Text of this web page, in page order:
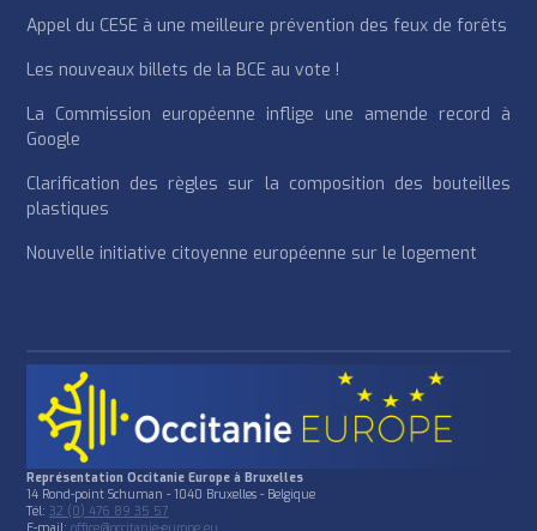
Appel du CESE à une meilleure prévention des feux de forêts
Les nouveaux billets de la BCE au vote !
La Commission européenne inflige une amende record à
Google
Clarification des règles sur la composition des bouteilles
plastiques
Nouvelle initiative citoyenne européenne sur le logement
Représentation Occitanie Europe à Bruxelles
14 Rond-point Schuman - 1040 Bruxelles - Belgique
Tél:32 (0) 476 89 35 57
E-mail:office@occitanie-europe.eu